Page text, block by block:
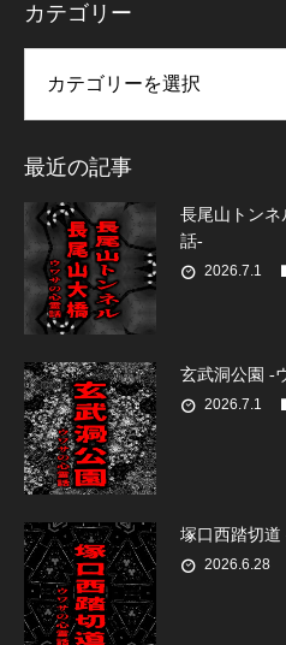
カテゴリー
最近の記事
長尾山トン
話-
2026.7.1
玄武洞公園 -
2026.7.1
塚口西踏切
2026.6.28